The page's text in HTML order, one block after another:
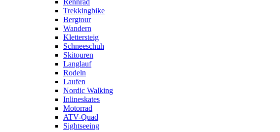
Rennrad
Trekkingbike
Bergtour
Wandern
Klettersteig
Schneeschuh
Skitouren
Langlauf
Rodeln
Laufen
Nordic Walking
Inlineskates
Motorrad
ATV-Quad
Sightseeing